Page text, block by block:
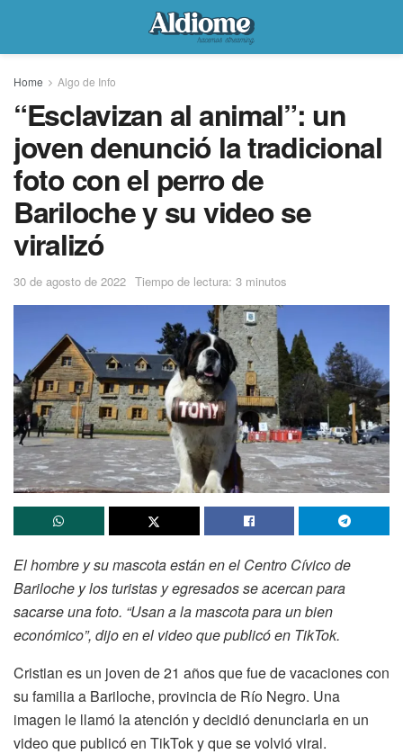
Home Algo de Info
“Esclavizan al animal”: un
joven denunció la tradicional
foto con el perro de
Bariloche y su video se
viralizó
30 de agosto de 2022 Tiempo de lectura: 3 minutos
El hombre y su mascota están en el Centro Cívico de
Bariloche y los turistas y egresados se acercan para
sacarse una foto. “Usan a la mascota para un bien
económico”, dijo en el video que publicó en TikTok.
Cristian es un joven de 21 años que fue de vacaciones con
su familia a Bariloche, provincia de Río Negro. Una
imagen le llamó la atención y decidió denunciarla en un
video que publicó en TikTok y que se volvió viral.